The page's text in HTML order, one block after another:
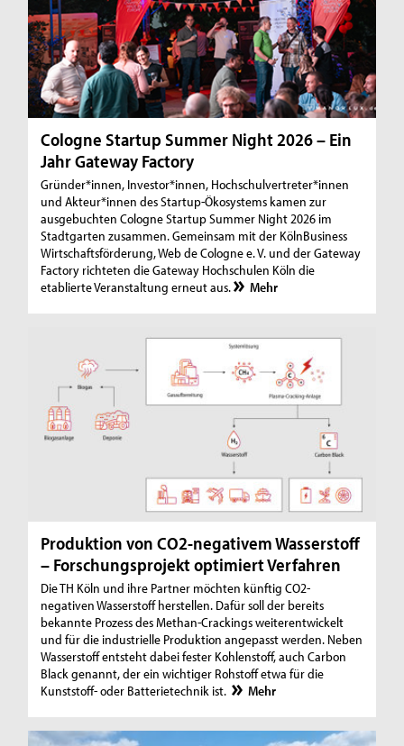
Cologne Startup Summer Night 2026 – Ein
Jahr Gateway Factory
Gründer*innen, Investor*innen, Hochschulvertreter*innen
und Akteur*innen des Startup-Ökosystems kamen zur
ausgebuchten Cologne Startup Summer Night 2026 im
Stadtgarten zusammen. Gemeinsam mit der KölnBusiness
Wirtschaftsförderung, Web de Cologne e. V. und der Gateway
Factory richteten die Gateway Hochschulen Köln die
etablierte Veranstaltung erneut aus.
Mehr
Produktion von CO2-negativem Wasserstoff
– Forschungsprojekt optimiert Verfahren
Die TH Köln und ihre Partner möchten künftig CO2-
negativen Wasserstoff herstellen. Dafür soll der bereits
bekannte Prozess des Methan-Crackings weiterentwickelt
und für die industrielle Produktion angepasst werden. Neben
Wasserstoff entsteht dabei fester Kohlenstoff, auch Carbon
Black genannt, der ein wichtiger Rohstoff etwa für die
Kunststoff- oder Batterietechnik ist.
Mehr